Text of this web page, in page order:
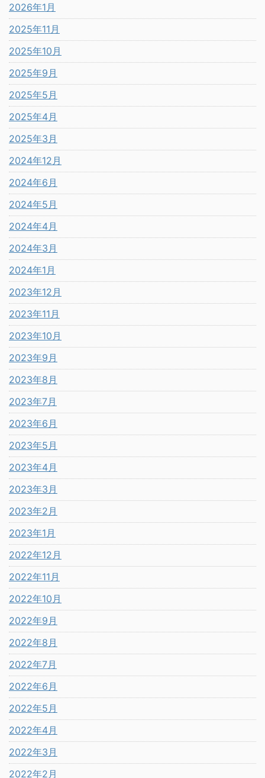
2026年1月
2025年11月
2025年10月
2025年9月
2025年5月
2025年4月
2025年3月
2024年12月
2024年6月
2024年5月
2024年4月
2024年3月
2024年1月
2023年12月
2023年11月
2023年10月
2023年9月
2023年8月
2023年7月
2023年6月
2023年5月
2023年4月
2023年3月
2023年2月
2023年1月
2022年12月
2022年11月
2022年10月
2022年9月
2022年8月
2022年7月
2022年6月
2022年5月
2022年4月
2022年3月
2022年2月